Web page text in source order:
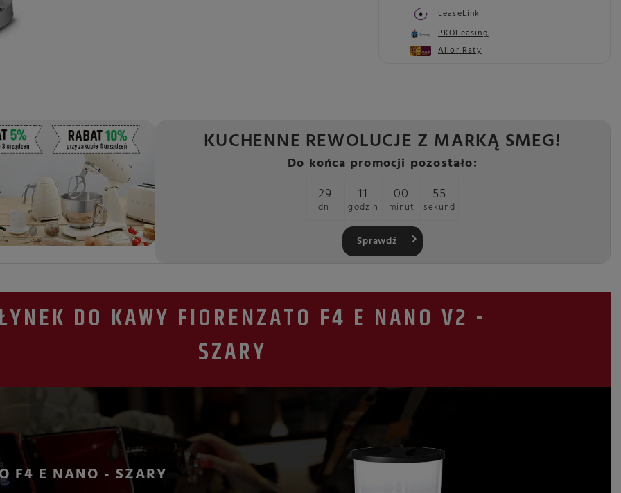
LeaseLink
PKOLeasing
Alior Raty
KUCHENNE REWOLUCJE Z MARKĄ SMEG!
Do końca promocji pozostało:
29
dni
11
godzin
00
minut
54
sekund
Sprawdź
DO KAWY FIORENZATO F4 E NANO V2 -
SZARY
F4 E NANO - SZARY